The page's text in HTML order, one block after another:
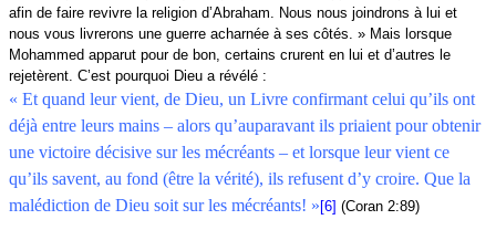
afin de faire revivre la religion d’Abraham. Nous nous joindrons à lui et
nous vous livrerons une guerre acharnée à ses côtés. » Mais lorsque
Mohammed apparut pour de bon, certains crurent en lui et d’autres le
rejetèrent. C’est pourquoi Dieu a révélé :
« Et quand leur vient, de Dieu, un Livre confirmant celui qu’ils ont
déjà entre leurs mains – alors qu’auparavant ils priaient pour obtenir
une victoire décisive sur les mécréants – et lorsque leur vient ce
qu’ils savent, au fond (être la vérité), ils refusent d’y croire. Que la
malédiction de Dieu soit sur les mécréants! » [6] (Coran 2:89)